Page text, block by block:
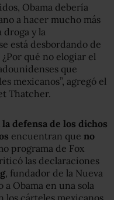
Obama debería
a hacer mucho más
droga y la
está desbordando de
qué no elogiar el
que
mexicanos”, agregó el
Thatcher.
defensa de los dichos
encuentran que no
programa de Fox
las declaraciones
, fundador de la Nueva
Obama en una sola
los cárteles mexicanos